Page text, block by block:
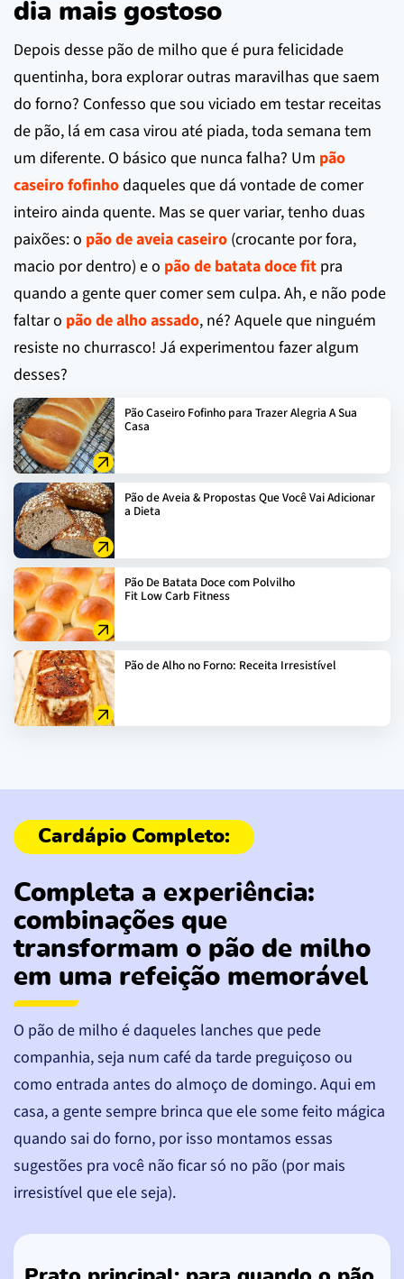
dia mais gostoso
Depois desse pão de milho que é pura felicidade
quentinha, bora explorar outras maravilhas que saem
do forno? Confesso que sou viciado em testar receitas
de pão, lá em casa virou até piada, toda semana tem
um diferente. O básico que nunca falha? Um pão
caseiro fofinhodaqueles que dá vontade de comer
inteiro ainda quente. Mas se quer variar, tenho duas
paixões: o pão de aveia caseiro (crocante por fora,
macio por dentro) e o pão de batata doce fit pra
quando a gente quer comer sem culpa. Ah, e não pode
faltar o pão de alho assado, né? Aquele que ninguém
resiste no churrasco! Já experimentou fazer algum
desses?
Pão Caseiro Fofinho para Trazer Alegria A Sua
Casa
Pão de Aveia & Propostas Que Você Vai Adicionar
a Dieta
Pão De Batata Doce com Polvilho
Fit Low Carb Fitness
Pão de Alho no Forno: Receita Irresistível
Completa a experiência:
combinações que
transformam o pão de milho
em uma refeição memorável
O pão de milho é daqueles lanches que pede
companhia, seja num café da tarde preguiçoso ou
como entrada antes do almoço de domingo. Aqui em
casa, a gente sempre brinca que ele some feito mágica
quando sai do forno, por isso montamos essas
sugestões pra você não ficar só no pão (por mais
irresistível que ele seja).